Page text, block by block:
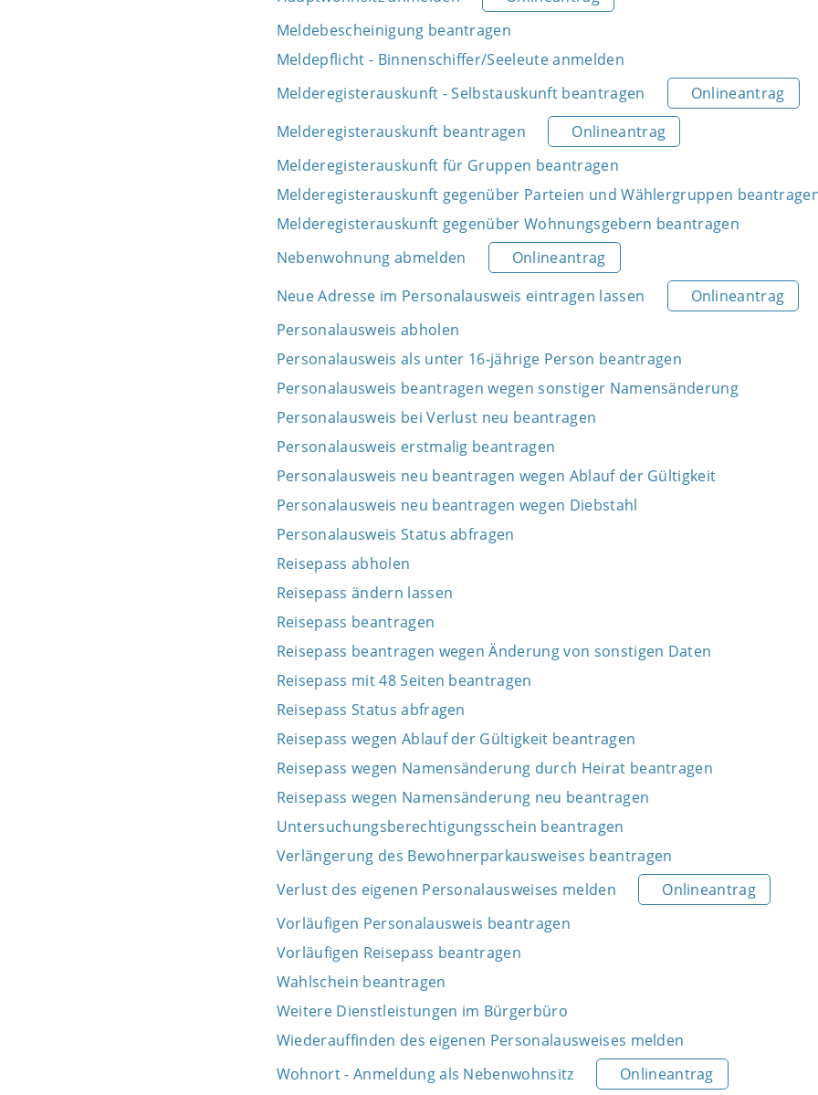
Meldebescheinigung beantragen
Meldepflicht - Binnenschiffer/Seeleute anmelden
Melderegisterauskunft - Selbstauskunft beantragen
Onlineantrag
Melderegisterauskunft beantragen
Onlineantrag
Melderegisterauskunft für Gruppen beantragen
Melderegisterauskunft gegenüber Parteien und Wählergruppen
Melderegisterauskunft gegenüber Wohnungsgebern beantragen
Nebenwohnung abmelden
Onlineantrag
Neue Adresse im Personalausweis eintragen lassen
Onlineantrag
Personalausweis abholen
Personalausweis als unter 16-jährige Person beantragen
Personalausweis beantragen wegen sonstiger Namensänderung
Personalausweis bei Verlust neu beantragen
Personalausweis erstmalig beantragen
Personalausweis neu beantragen wegen Ablauf der Gültigkeit
Personalausweis neu beantragen wegen Diebstahl
Personalausweis Status abfragen
Reisepass abholen
Reisepass ändern lassen
Reisepass beantragen
Reisepass beantragen wegen Änderung von sonstigen Daten
Reisepass mit 48 Seiten beantragen
Reisepass Status abfragen
Reisepass wegen Ablauf der Gültigkeit beantragen
Reisepass wegen Namensänderung durch Heirat beantragen
Reisepass wegen Namensänderung neu beantragen
Untersuchungsberechtigungsschein beantragen
Verlängerung des Bewohnerparkausweises beantragen
Verlust des eigenen Personalausweises melden
Onlineantrag
Vorläufigen Personalausweis beantragen
Vorläufigen Reisepass beantragen
Wahlschein beantragen
Weitere Dienstleistungen im Bürgerbüro
Wiederauffinden des eigenen Personalausweises melden
Wohnort - Anmeldung als Nebenwohnsitz
Onlineantrag